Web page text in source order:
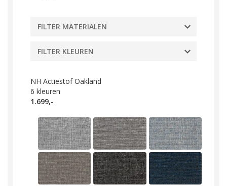
FILTER MATERIALEN
FILTER KLEUREN
NH Actiestof Oakland
6 kleuren
1.699,-